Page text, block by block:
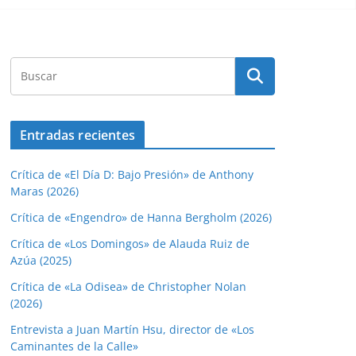
Entradas recientes
Crítica de «El Día D: Bajo Presión» de Anthony
Maras (2026)
Crítica de «Engendro» de Hanna Bergholm (2026)
Crítica de «Los Domingos» de Alauda Ruiz de
Azúa (2025)
Crítica de «La Odisea» de Christopher Nolan
(2026)
Entrevista a Juan Martín Hsu, director de «Los
Caminantes de la Calle»